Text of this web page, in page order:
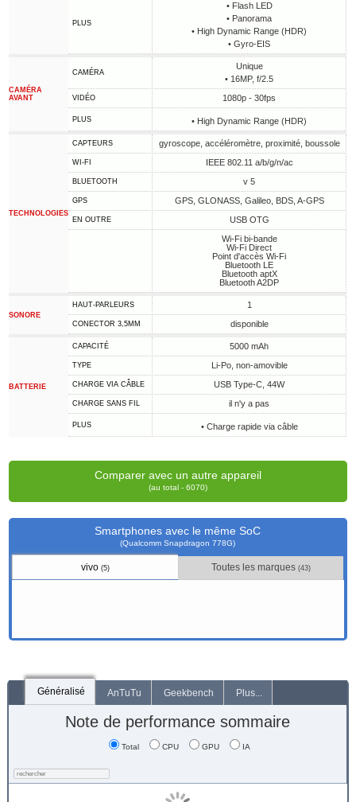
PLUS
• Flash LED
• Panorama
• High Dynamic Range (HDR)
• Gyro-EIS
CAMÉRA
AVANT
CAMÉRA
Unique
• 16MP, f/2.5
VIDÉO 1080p - 30fps
PLUS • High Dynamic Range (HDR)
TECHNOLOGIES
CAPTEURS gyroscope, accéléromètre, proximité, boussole
WI-FI IEEE 802.11 a/b/g/n/ac
BLUETOOTH v 5
GPS GPS, GLONASS, Galileo, BDS, A-GPS
EN OUTRE
USB OTG
Wi-Fi bi-bande
Wi-Fi Direct
Point d'accès Wi-Fi
Bluetooth LE
Bluetooth aptX
Bluetooth A2DP
SONORE
HAUT-PARLEURS 1
CONECTOR 3,5MM disponible
BATTERIE
CAPACITÉ 5000 mAh
TYPE Li-Po, non-amovible
CHARGE VIA CÂBLE USB Type-C, 44W
CHARGE SANS FIL il n'y a pas
PLUS • Charge rapide via câble
Comparer avec un autre appareil
(au total - 6070)
Smartphones avec le même SoC
(Qualcomm Snapdragon 778G)
vivo(5) Toutes les marques(43)
Généralisé AnTuTu Geekbench Plus...
Note de performance sommaire
Total CPU GPU IA